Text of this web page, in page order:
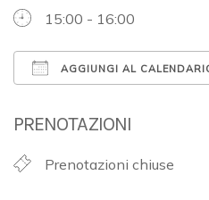
15:00 - 16:00
AGGIUNGI AL
PRENOTAZIONI
Prenotazioni chiuse